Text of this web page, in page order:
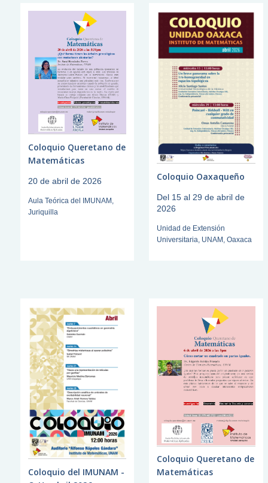
Coloquio Queretano de
Matemáticas
20 de abril de 2026
Aula Teórica del IMUNAM,
Juriquilla
Coloquio Oaxaqueño
Del 15 al 29 de abril de
2026
Unidad de Extensión
Universitaria, UNAM, Oaxaca
Coloquio del IMUNAM -
Coloquio Queretano de
Matemáticas